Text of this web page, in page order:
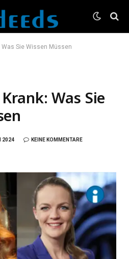
Was Sie Wissen Müssen
Was Sie
2024 KEINE KOMMENTARE